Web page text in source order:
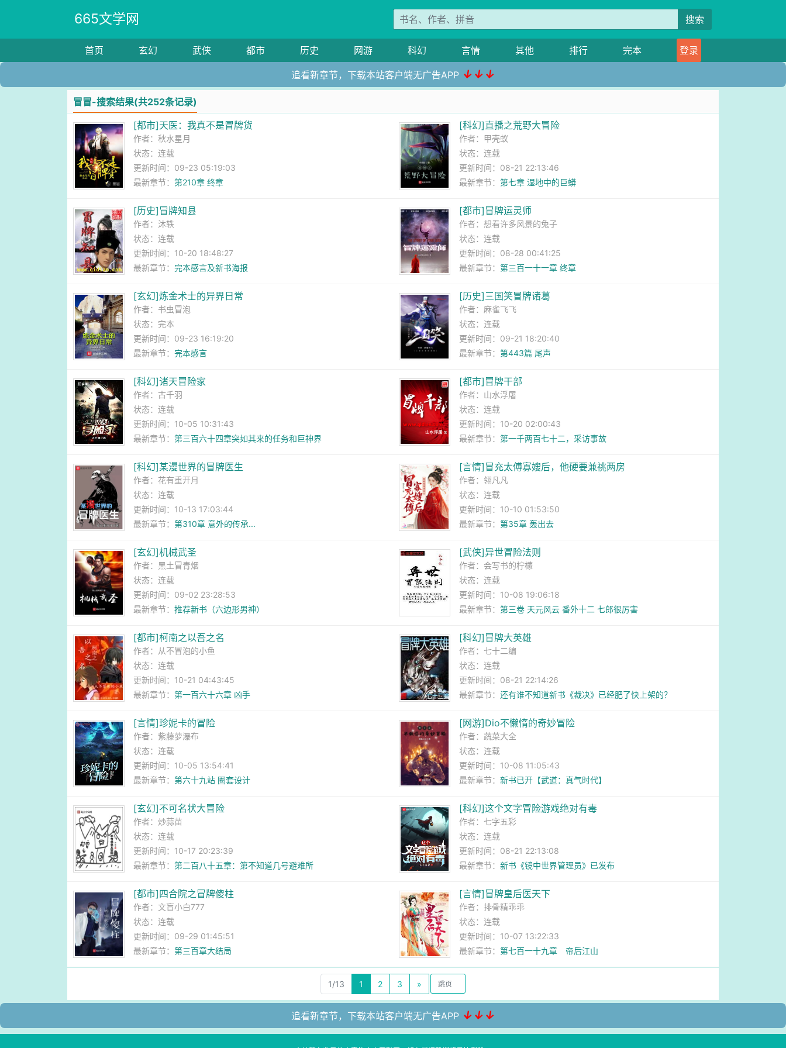
665文学网 搜索
首页 玄幻 武侠 都市 历史 网游 科幻 言情 其他 排行 完本 登录
追看新章节，下载本站客户端无广告APP ↓↓↓
冒冒-搜索结果(共252条记录)
[都市]天医：我真不是冒牌货
作者：秋水星月
状态：连载
更新时间：09-23 05:19:03
最新章节：第210章 终章
[科幻]直播之荒野大冒险
作者： 甲壳蚁
状态：连载
更新时间：08-21 22:13:46
最新章节： 第七章 湿地中的巨蟒
[历史]冒牌知县
作者： 沐轶
状态：连载
更新时间：10-20 18:48:27
最新章节：完本感言及新书海报
[都市]冒牌运灵师
作者： 想看许多风景的兔子
状态：连载
更新时间：08-28 00:41:25
最新章节： 第三百一十一章 终章
[玄幻]炼金术士的异界日常
作者： 书虫冒泡
状态：完本
更新时间：09-23 16:19:20
最新章节：完本感言
[历史]三国笑冒牌诸葛
作者： 麻雀飞飞
状态：连载
更新时间：09-21 18:20:40
最新章节： 第443篇 尾声
[科幻]诸天冒险家
作者：古千羽
状态：连载
更新时间：10-05 10:31:43
最新章节：第三百六十四章突如其来的任务和巨神界
[都市]冒牌干部
作者： 山水浮屠
状态：连载
更新时间：10-20 02:00:43
最新章节： 第一千两百七十二，采访事故
[科幻]某漫世界的冒牌医生
作者： 花有重开月
状态：连载
更新时间：10-13 17:03:44
最新章节：第310章 意外的传承...
[言情]冒充太傅寡嫂后，他硬要兼祧两房
作者： 翎凡凡
状态：连载
更新时间：10-10 01:53:50
最新章节： 第35章 轰出去
[玄幻]机械武圣
作者： 黑土冒青烟
状态：连载
更新时间：09-02 23:28:53
最新章节：推荐新书（六边形男神）
[武侠]异世冒险法则
作者： 会写书的柠檬
状态：连载
更新时间：10-08 19:06:18
最新章节： 第三卷 天元风云 番外十二 七郎很厉害
[都市]柯南之以吾之名
作者： 从不冒泡的小鱼
状态：连载
更新时间：10-21 04:43:45
最新章节：第一百六十六章 凶手
[科幻]冒牌大英雄
作者： 七十二编
状态：连载
更新时间：08-21 22:14:26
最新章节： 还有谁不知道新书《裁决》已经肥了快上架的？
[言情]珍妮卡的冒险
作者：紫藤萝瀑布
状态：连载
更新时间：10-05 13:54:41
最新章节：第六十九站 圈套设计
[网游]Dio不懒惰的奇妙冒险
作者： 蔬菜大全
状态：连载
更新时间：10-08 11:05:43
最新章节： 新书已开【武道：真气时代】
[玄幻]不可名状大冒险
作者：炒蒜苗
状态：连载
更新时间：10-17 20:23:39
最新章节：第二百八十五章：第不知道几号避难所
[科幻]这个文字冒险游戏绝对有毒
作者： 七字五彩
状态：连载
更新时间：08-21 22:13:08
最新章节： 新书《镜中世界管理员》已发布
[都市]四合院之冒牌傻柱
作者：文盲小白777
状态：连载
更新时间：09-29 01:45:51
最新章节：第三百章大结局
[言情]冒牌皇后医天下
作者： 排骨精乖乖
状态：连载
更新时间：10-07 13:22:33
最新章节： 第七百一十九章 帝后江山
1/13 1 2 3 »
追看新章节，下载本站客户端无广告APP ↓↓↓